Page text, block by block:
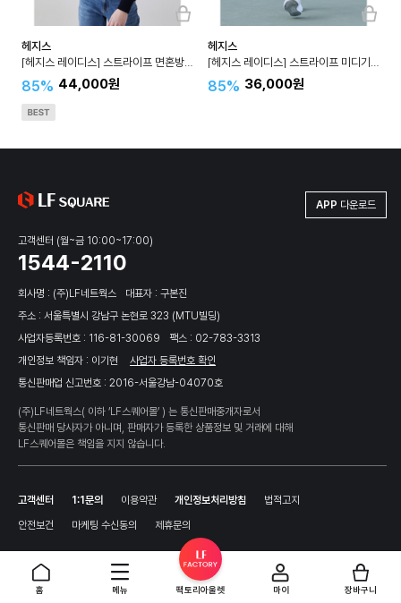
헤지스
[헤지스 레이디스] 스트라이프 면혼방 긴팔카라니트 HSSW3A101
85% 44,000원
헤지스
[헤지스 레이디스] 스트라이프 미디기장 밴딩스커트 HSSK3B402
85% 36,000원
홈 메뉴 팩토리아울렛 마이 장바구니
APP 다운로드
고객센터 (월~금 10:00~17:00)
1544-2110
회사명 : (주)LF네트웍스
대표자 : 구본진
주소 : 서울특별시 강남구 논현로 323 (MTU빌딩)
사업자등록번호 : 116-81-30069
팩스 : 02-783-3313
개인정보 책임자 : 이기현
사업자 등록번호 확인
통신판매업 신고번호 : 2016-서울강남-04070호
(주)LF네트웍스( 이하 ‘LF스퀘어몰’ ) 는 통신판매중개자로서
통신판매 당사자가 아니며, 판매자가 등록한 상품정보 및 거래에 대해
LF스퀘어몰은 책임을 지지 않습니다.
고객센터 1:1문의 이용약관 개인정보처리방침
법적고지
안전보건
마케팅 수신동의 제휴문의